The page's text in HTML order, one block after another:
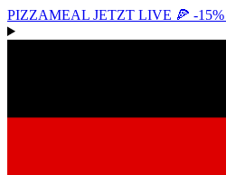
PIZZAMEAL JETZT LIVE 🍕 -15%